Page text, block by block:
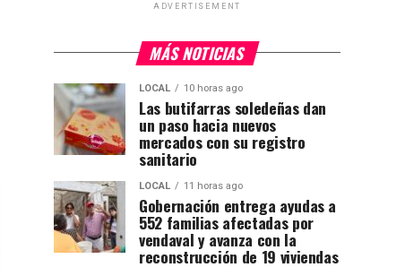
ADVERTISEMENT
MÁS NOTICIAS
LOCAL 10 horas ago
Las butifarras soledeñas dan
un paso hacia nuevos
mercados con su registro
sanitario
LOCAL 11 horas ago
Gobernación entrega ayudas a
552 familias afectadas por
vendaval y avanza con la
reconstrucción de 19 viviendas